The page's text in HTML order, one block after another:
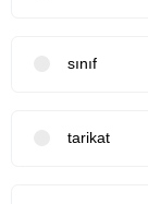
sınıf
tarikat